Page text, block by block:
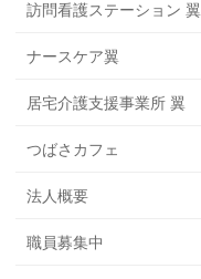
訪問看護ステーション 翼
ナースケア翼
居宅介護支援事業所 翼
つばさカフェ
法人概要
職員募集中